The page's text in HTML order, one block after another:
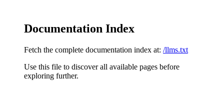
Documentation Index
Fetch the complete documentation index at: /llms.txt
Use this file to discover all available pages before
exploring further.